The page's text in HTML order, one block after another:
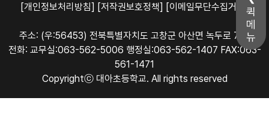
퀵
메
뉴
[개인정보처리방침] [저작권보호정책] [이메일무단수집거부]
주소: (우:56453) 전북특별자치도 고창군 아산면 녹두로 776
전화: 교무실:063-562-5006 행정실:063-562-1407 FAX:063-
561-1471
Copyrightⓒ 대아초등학교. All rights reserved